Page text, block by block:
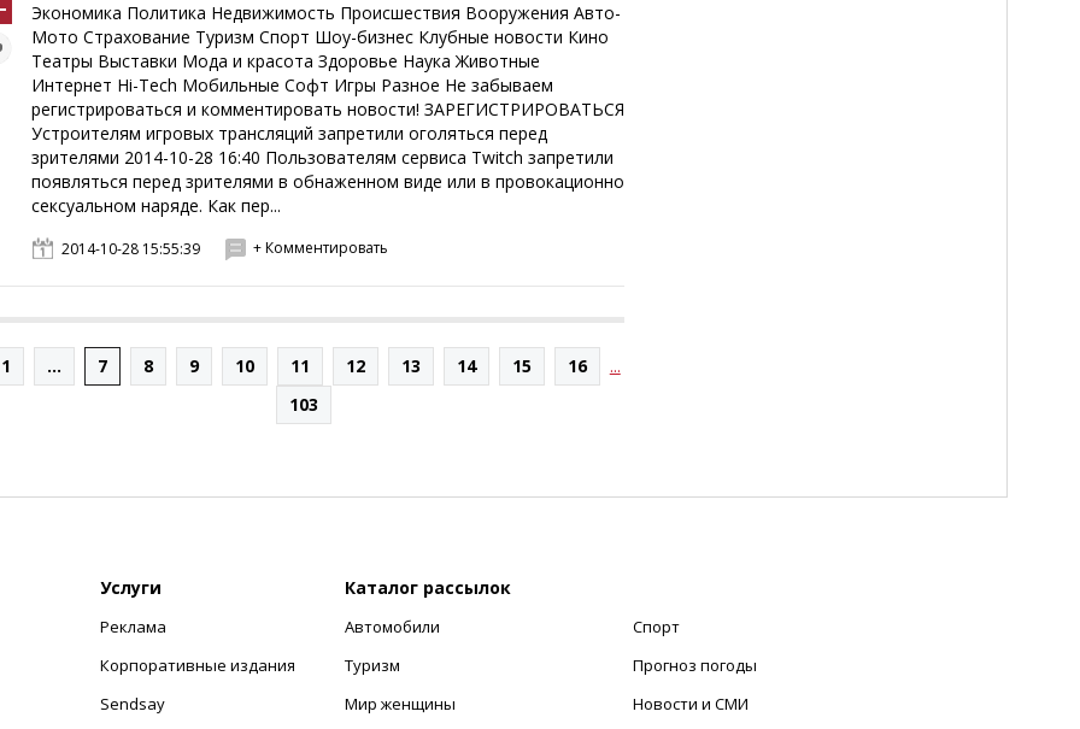
Экономика Политика Недвижимость Происшествия Вооружения Авто-
Мото Страхование Туризм Спорт Шоу-бизнес Клубные новости Кино
Театры Выставки Мода и красота Здоровье Наука Животные
Интернет Hi-Tech Мобильные Софт Игры Разное Не забываем
регистрироваться и комментировать новости! ЗАРЕГИСТРИРОВАТЬСЯ
Устроителям игровых трансляций запретили оголяться перед
зрителями 2014-10-28 16:40 Пользователям сервиса Twitch запретили
появляться перед зрителями в обнаженном виде или в провокационно
сексуальном наряде. Как пер...
2014-10-28 15:55:39 + Комментировать
1 ... 7 8 9 10 11 12 13 14 15 16
...
103
Услуги
Реклама
Корпоративные издания
Sendsay
Каталог рассылок
Автомобили
Туризм
Мир женщины
Спорт
Прогноз погоды
Новости и СМИ